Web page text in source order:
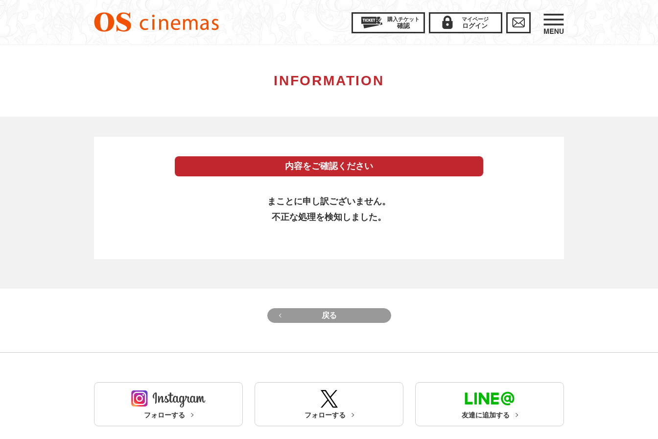
購入チケット
確認
マイページ
ログイン
INFORMATION
内容をご確認ください
まことに申し訳ございません。
不正な処理を検知しました。
戻る
フォローする フォローする 友達に追加する